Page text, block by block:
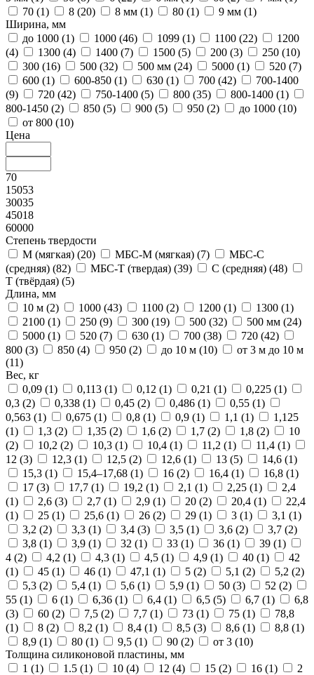
70 (1) 8 (20) 8 мм (1) 80 (1) 9 мм (1)
Ширина, мм
до 1000 (1) 1000 (46) 1099 (1) 1100 (22)
1200
(4) 1300 (4) 1400 (7) 1500 (5) 200 (3) 250 (10)
300 (16) 500 (32) 500 мм (24) 5000 (1) 520 (7)
600 (1) 600-850 (1) 630 (1) 700 (42)
700-1400
(9) 720 (42) 750-1400 (5) 800 (35) 800-1400 (1)
800-1450 (2) 850 (5) 900 (5) 950 (2) до 1000 (10)
от 800 (10)
Цена
70
15053
30035
45018
60000
Степень твердости
М (мягкая) (20) МБС-М (мягкая) (7)
МБС-С
(средняя) (82) МБС-Т (твердая) (39) С (средняя) (48)
Т (твёрдая) (5)
Длина, мм
10 м (2) 1000 (43) 1100 (2) 1200 (1) 1300 (1)
2100 (1) 250 (9) 300 (19) 500 (32) 500 мм (24)
5000 (1) 520 (7) 630 (1) 700 (38) 720 (42)
800 (3) 850 (4) 950 (2) до 10 м (10)
от 3 м до 10 м
(11)
Вес, кг
0,09 (1) 0,113 (1) 0,12 (1) 0,21 (1) 0,225 (1)
0,3 (2) 0,338 (1) 0,45 (2) 0,486 (1) 0,55 (1)
0,563 (1) 0,675 (1) 0,8 (1) 0,9 (1) 1,1 (1)
1,125
(1) 1,3 (2) 1,35 (2) 1,6 (2) 1,7 (2) 1,8 (2)
10
(2) 10,2 (2) 10,3 (1) 10,4 (1) 11,2 (1) 11,4 (1)
12 (3) 12,3 (1) 12,5 (2) 12,6 (1) 13 (5) 14,6 (1)
15,3 (1) 15,4–17,68 (1) 16 (2) 16,4 (1) 16,8 (1)
17 (3) 17,7 (1) 19,2 (1) 2,1 (1) 2,25 (1)
2,4
(1) 2,6 (3) 2,7 (1) 2,9 (1) 20 (2) 20,4 (1)
22,4
(1) 25 (1) 25,6 (1) 26 (2) 29 (1) 3 (1) 3,1 (1)
3,2 (2) 3,3 (1) 3,4 (3) 3,5 (1) 3,6 (2) 3,7 (2)
3,8 (1) 3,9 (1) 32 (1) 33 (1) 36 (1) 39 (1)
4 (2) 4,2 (1) 4,3 (1) 4,5 (1) 4,9 (1) 40 (1)
42
(1) 45 (1) 46 (1) 47,1 (1) 5 (2) 5,1 (2) 5,2 (2)
5,3 (2) 5,4 (1) 5,6 (1) 5,9 (1) 50 (3) 52 (2)
55 (1) 6 (1) 6,36 (1) 6,4 (1) 6,5 (5) 6,7 (1)
6,8
(3) 60 (2) 7,5 (2) 7,7 (1) 73 (1) 75 (1)
78,8
(1) 8 (2) 8,2 (1) 8,4 (1) 8,5 (3) 8,6 (1) 8,8 (1)
8,9 (1) 80 (1) 9,5 (1) 90 (2) от 3 (10)
Толщина силиконовой пластины, мм
1 (1) 1.5 (1) 10 (4) 12 (4) 15 (2) 16 (1)
2